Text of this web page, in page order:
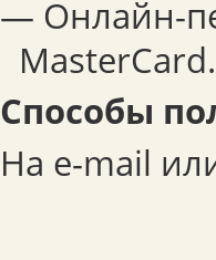
— Онлайн-
MasterCard.
Способы
На e-mail